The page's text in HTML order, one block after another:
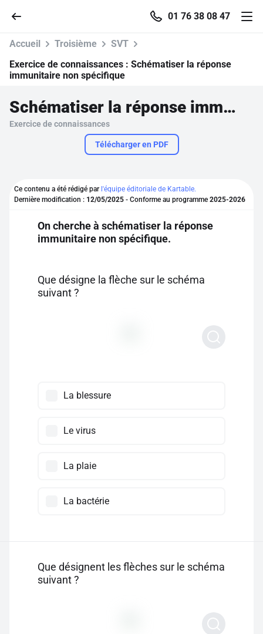
01 76 38 08 47
Parcourir
Se connecter
S'inscrire gratuitement
Accueil Troisième
SVT
Exercice de connaissances : Schématiser la réponse
immunitaire non spécifique
Schématiser la réponse immunitaire non spécifique
Exercice de connaissances
Télécharger en PDF
Ce contenu a été rédigé par l'équipe éditoriale de Kartable.
Dernière modification : 12/05/2025 - Conforme au programme 2025-2026
On cherche à schématiser la réponse
immunitaire non spécifique.
Que désigne la flèche sur le schéma
suivant ?
La blessure
Le virus
La plaie
La bactérie
Que désignent les flèches sur le schéma
suivant ?